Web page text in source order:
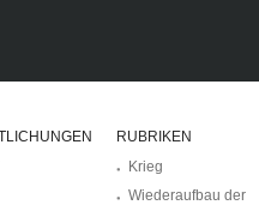
RUBRIKEN
Krieg
Wiederaufbau der